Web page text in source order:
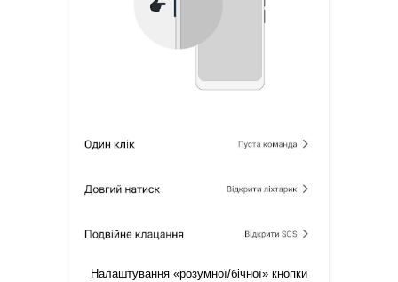
Налаштування «розумної/бічної» кнопки